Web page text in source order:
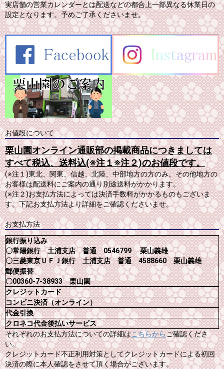
実店舗の営業カレンダーとは配送などの都合上一部異なる休業日の
設定となります。予めご了承くださいませ。
お値段について
栗山園オンライン通販部の掲載商品につきましては
すべて税込、送料込(※注１※注２)のお値段です。
(※注１)東北、関東、信越、北陸、中部地方の方のみ。その他地方の
お客様は配送料にご案内の通り別途送料がかかります。
(※注２)お支払方法によっては決済手数料がかかるものもございま
す。下記お支払方法より詳細をご確認くださいませ。
お支払方法
銀行振り込み
〇常陽銀行 土浦支店 普通 0546799 栗山義雄
〇三菱東京ＵＦＪ銀行 土浦支店 普通 4588660 栗山義雄
郵便振替
〇00360-7-38933 栗山園
クレジットカード
コンビニ決済（オンライン）
代金引換
クロネコ代金後払いサービス
それぞれのお支払方法についての詳細はこちらからご確認くださ
い。
クレジットカード不正利用対策としてクレジットカードによる初回
決済の際に本人確認をさせて頂く場合がございます。